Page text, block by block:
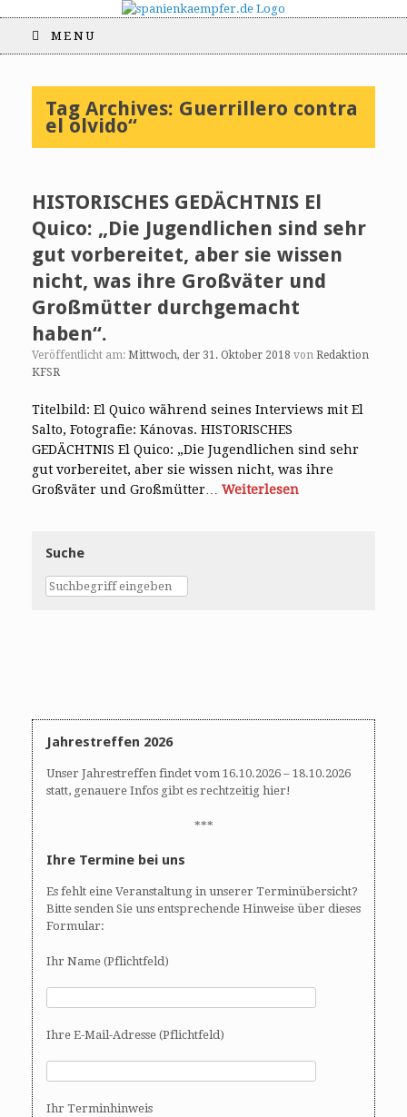
MENU
Tag Archives: Guerrillero contra
el olvido“
HISTORISCHES GEDÄCHTNIS El
Quico: „Die Jugendlichen sind sehr
gut vorbereitet, aber sie wissen
nicht, was ihre Großväter und
Großmütter durchgemacht
haben“.
Veröffentlicht am: Mittwoch, der 31. Oktober 2018 von Redaktion
KFSR
Titelbild: El Quico während seines Interviews mit El
Salto, Fotografie: Kánovas. HISTORISCHES
GEDÄCHTNIS El Quico: „Die Jugendlichen sind sehr
gut vorbereitet, aber sie wissen nicht, was ihre
Großväter und Großmütter… Weiterlesen
Suche
Jahrestreffen 2026
Unser Jahrestreffen findet vom 16.10.2026 – 18.10.2026
statt, genauere Infos gibt es rechtzeitig hier!
***
Ihre Termine bei uns
Es fehlt eine Veranstaltung in unserer Terminübersicht?
Bitte senden Sie uns entsprechende Hinweise über dieses
Formular:
Ihr Name (Pflichtfeld)
Ihre E-Mail-Adresse (Pflichtfeld)
Ihr Terminhinweis